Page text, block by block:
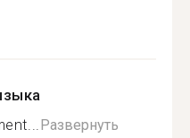
Развернуть